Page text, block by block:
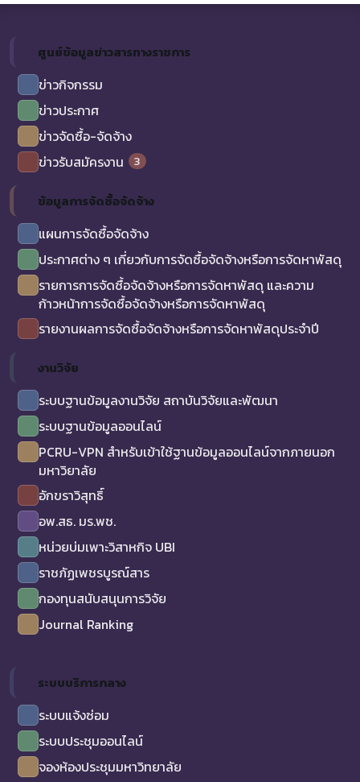
ศูนย์ข้อมูลข่าวสารทางราชการ
ข่าวกิจกรรม
ข่าวประกาศ
ข่าวจัดซื้อ-จัดจ้าง
ข่าวรับสมัครงาน
3
ข้อมูลการจัดซื้อจัดจ้าง
แผนการจัดซื้อจัดจ้าง
ประกาศต่าง ๆ เกี่ยวกับการจัดซื้อจัดจ้างหรือการจัดหาพัสดุ
รายการการจัดซื้อจัดจ้างหรือการจัดหาพัสดุ และความ
ก้าวหน้าการจัดซื้อจัดจ้างหรือการจัดหาพัสดุ
รายงานผลการจัดซื้อจัดจ้างหรือการจัดหาพัสดุประจำปี
งานวิจัย
ระบบฐานข้อมูลงานวิจัย สถาบันวิจัยและพัฒนา
ระบบฐานข้อมูลออนไลน์
PCRU-VPN สำหรับเข้าใช้ฐานข้อมูลออนไลน์จากภายนอก
มหาวิยาลัย
อักขราวิสุทธิ์
อพ.สธ. มร.พช.
หน่วยบ่มเพาะวิสาหกิจ UBI
ราชภัฏเพชรบูรณ์สาร
กองทุนสนับสนุนการวิจัย
Journal Ranking
ระบบบริการกลาง
ระบบแจ้งซ่อม
ระบบประชุมออนไลน์
จองห้องประชุมมหาวิทยาลัย